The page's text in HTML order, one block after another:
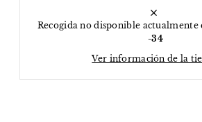
Recogida no disponible actualmente
-34
Ver información de la